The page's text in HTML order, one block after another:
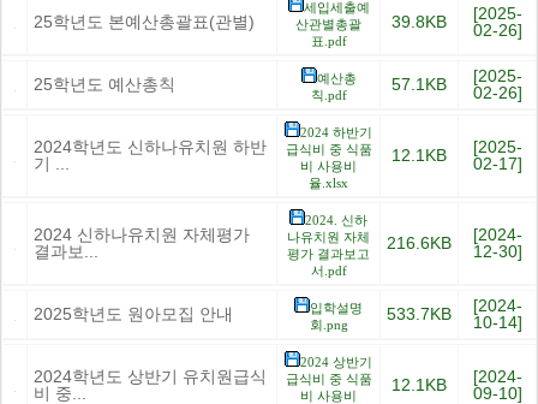
25학년도 본예산총괄표(관별)
세입세출예
산관별총괄
표.pdf
39.8KB
[2025-
02-26]
25학년도 예산총칙
예산총
칙.pdf
57.1KB
[2025-
02-26]
2024학년도 신하나유치원 하반
기 ...
2024 하반기
급식비 중 식품
비 사용비
율.xlsx
12.1KB
[2025-
02-17]
2024 신하나유치원 자체평가
결과보...
2024. 신하
나유치원 자체
평가 결과보고
서.pdf
216.6KB
[2024-
12-30]
2025학년도 원아모집 안내
입학설명
회.png
533.7KB
[2024-
10-14]
2024학년도 상반기 유치원급식
비 중...
2024 상반기
급식비 중 식품
비 사용비
12.1KB
[2024-
09-10]